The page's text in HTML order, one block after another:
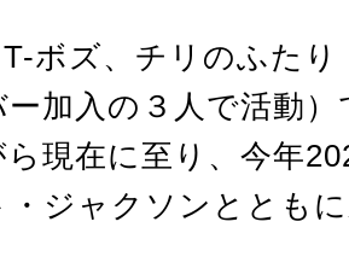
ボズ、チリのふたり
加入の３人で活動
現在に至り、今年
・ジャクソンととも